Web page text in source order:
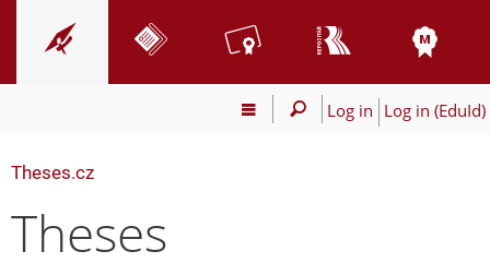
Log in Log in (EduId)
Theses.cz
Theses